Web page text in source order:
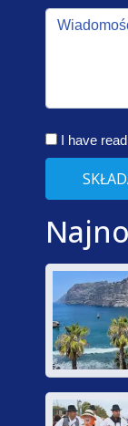
I have